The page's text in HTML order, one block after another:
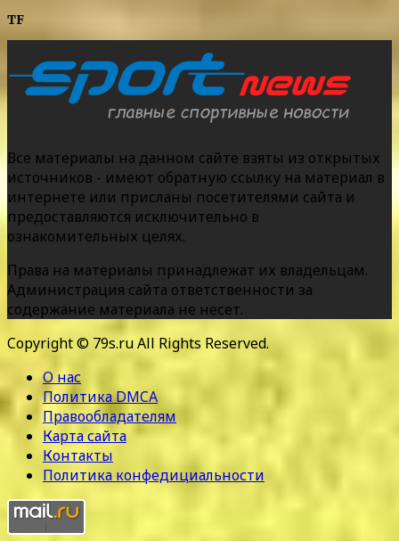
TF
Все материалы на данном сайте взяты из открытых
источников - имеют обратную ссылку на материал в
интернете или присланы посетителями сайта и
предоставляются исключительно в
ознакомительных целях.
Права на материалы принадлежат их владельцам.
Администрация сайта ответственности за
содержание материала не несет.
Copyright © 79s.ru All Rights Reserved.
О нас
Политика DMCA
Правообладателям
Карта сайта
Контакты
Политика конфедициальности